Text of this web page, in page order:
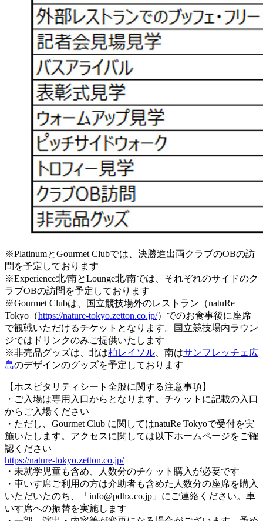
※PlatinumとGourmet Clubでは、決勝進出両クラブのOBの訪
問を予定しております
※Experience北/南とLounge北/南では、それぞれのサイドのク
ラブOBの訪問を予定しております
※Gourmet Clubは、国立競技場外のレストラン（natuRe
Tokyo（https://nature-tokyo.zetton.co.jp/）でのお食事後に座席
で観戦いただけるチケットとなります。国立競技場内ラウン
ジではドリンクのみご提供いたします
※非売品グッズは、北は柏レイソル 、南はサンフレッチェ広
島のデザインのグッズを予定しております
【ホスピタリティシート全般に関する注意事項】
・ご入場は専用入口からとなります。チケットに記載の入口
からご入場ください
・ただし、Gourmet Club に関してはnatuRe Tokyoで受付を実
施いたします。アクセスに関しては以下ホームページをご確
認ください
https://nature-tokyo.zetton.co.jp/
・未就学児童も含め、人数分のチケット購入が必要です
・車いす席ご利用の方は介助者も含めた人数分の座席を購入
いただいたのち、「info@pdhx.co.jp」にご連絡ください。車
いす席への振替を実施します